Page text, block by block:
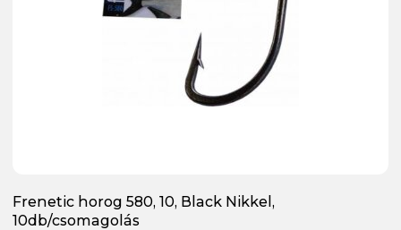
Frenetic horog 580, 10, Black Nikkel,
10db/csomagolás